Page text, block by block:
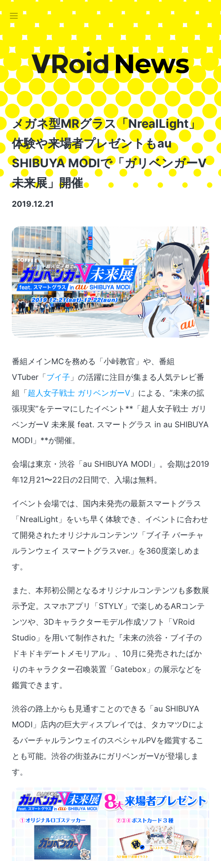
メガネ型MRグラス「NrealLight」
体験や来場者プレゼントもau
SHIBUYA MODIで「ガリベンガーV
未来展」開催
2019.12.21
番組メインMCを務める「小峠教官」や、番組
VTuber「ブイ子 」の活躍に注目が集まる人気テレビ番
組「超人女子戦士 ガリベンガーV 」による、”未来の拡
張現実”をテーマにしたイベント**「超人女子戦士 ガリ
ベンガーV 未来展 feat. スマートグラス in au SHIBUYA
MODI」**が開催。
会場は東京・渋谷「au SHIBUYA MODI」。会期は2019
年12月21〜22日の2日間で、入場は無料。
イベント会場では、国内未発売の最新スマートグラス
「NrealLight」をいち早く体験でき、イベントに合わせ
て開発されたオリジナルコンテンツ「ブイ子 バーチャ
ルランウェイ スマートグラスver.」を360度楽しめま
す。
また、本邦初公開となるオリジナルコンテンツも多数展
示予定。スマホアプリ「STYLY」で楽しめるARコンテ
ンツや、3Dキャラクターモデル作成ソフト「VRoid
Studio」を用いて制作された『未来の渋谷・ブイ子の
ドキドキデートメモリアル』、10月に発売されたばか
りのキャラクター召喚装置「Gatebox」の展示などを
鑑賞できます。
渋谷の路上からも見通すことのできる「au SHIBUYA
MODI」店内の巨大ディスプレイでは、タカマツDによ
るバーチャルランウェイのスペシャルPVを鑑賞するこ
とも可能。渋谷の街並みにガリベンガーVが登場しま
す。